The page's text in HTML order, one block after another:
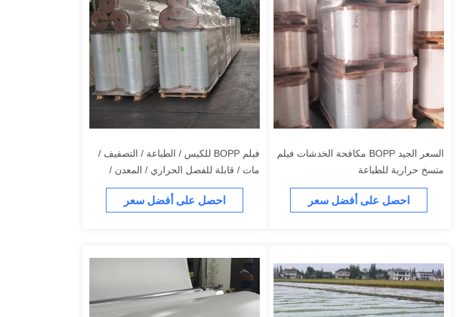
السعر الجيد BOPP مكافحة الخدشات فيلم
متسخ حرارية للطباعة
احصل على أفضل سعر
فيلم BOPP للكيس / الطباعة / التصفيف /
مات / قابلة للفصل الحراري / المعدن /
كوكس / فيلم الملصق
احصل على أفضل سعر